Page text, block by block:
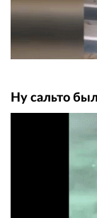
Ну сальто